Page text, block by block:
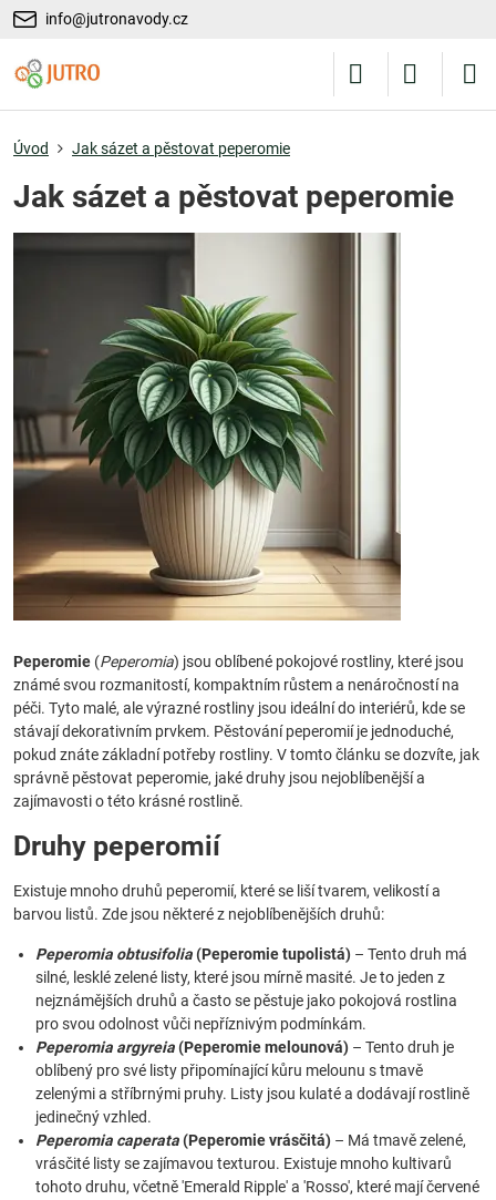
info@jutronavody.cz
Úvod Jak sázet a pěstovat peperomie
Jak sázet a pěstovat peperomie
Peperomie (Peperomia) jsou oblíbené pokojové rostliny, které jsou
známé svou rozmanitostí, kompaktním růstem a nenáročností na
péči. Tyto malé, ale výrazné rostliny jsou ideální do interiérů, kde se
stávají dekorativním prvkem. Pěstování peperomií je jednoduché,
pokud znáte základní potřeby rostliny. V tomto článku se dozvíte, jak
správně pěstovat peperomie, jaké druhy jsou nejoblíbenější a
zajímavosti o této krásné rostlině.
Druhy peperomií
Existuje mnoho druhů peperomií, které se liší tvarem, velikostí a
barvou listů. Zde jsou některé z nejoblíbenějších druhů:
Peperomia obtusifolia(Peperomie tupolistá) – Tento druh má
silné, lesklé zelené listy, které jsou mírně masité. Je to jeden z
nejznámějších druhů a často se pěstuje jako pokojová rostlina
pro svou odolnost vůči nepříznivým podmínkám.
Peperomia argyreia(Peperomie melounová) – Tento druh je
oblíbený pro své listy připomínající kůru melounu s tmavě
zelenými a stříbrnými pruhy. Listy jsou kulaté a dodávají rostlině
jedinečný vzhled.
Peperomia caperata(Peperomie vrásčitá) – Má tmavě zelené,
vrásčité listy se zajímavou texturou. Existuje mnoho kultivarů
tohoto druhu, včetně 'Emerald Ripple' a 'Rosso', které mají červené